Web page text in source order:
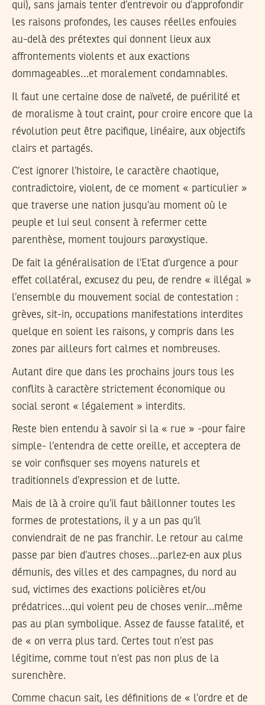
qui), sans jamais tenter d’entrevoir ou d’approfondir
les raisons profondes, les causes réelles enfouies
au-delà des prétextes qui donnent lieux aux
affrontements violents et aux exactions
dommageables…et moralement condamnables.
Il faut une certaine dose de naïveté, de puérilité et
de moralisme à tout craint, pour croire encore que la
révolution peut être pacifique, linéaire, aux objectifs
clairs et partagés.
C’est ignorer l’histoire, le caractère chaotique,
contradictoire, violent, de ce moment « particulier »
que traverse une nation jusqu’au moment où le
peuple et lui seul consent à refermer cette
parenthèse, moment toujours paroxystique.
De fait la généralisation de l’Etat d’urgence a pour
effet collatéral, excusez du peu, de rendre « illégal »
l’ensemble du mouvement social de contestation :
grèves, sit-in, occupations manifestations interdites
quelque en soient les raisons, y compris dans les
zones par ailleurs fort calmes et nombreuses.
Autant dire que dans les prochains jours tous les
conflits à caractère strictement économique ou
social seront « légalement » interdits.
Reste bien entendu à savoir si la « rue » -pour faire
simple- l’entendra de cette oreille, et acceptera de
se voir confisquer ses moyens naturels et
traditionnels d’expression et de lutte.
Mais de là à croire qu’il faut bâillonner toutes les
formes de protestations, il y a un pas qu’il
conviendrait de ne pas franchir. Le retour au calme
passe par bien d’autres choses…parlez-en aux plus
démunis, des villes et des campagnes, du nord au
sud, victimes des exactions policières et/ou
prédatrices…qui voient peu de choses venir…même
pas au plan symbolique. Assez de fausse fatalité, et
de « on verra plus tard. Certes tout n’est pas
légitime, comme tout n’est pas non plus de la
surenchère.
Comme chacun sait, les définitions de « l’ordre et de